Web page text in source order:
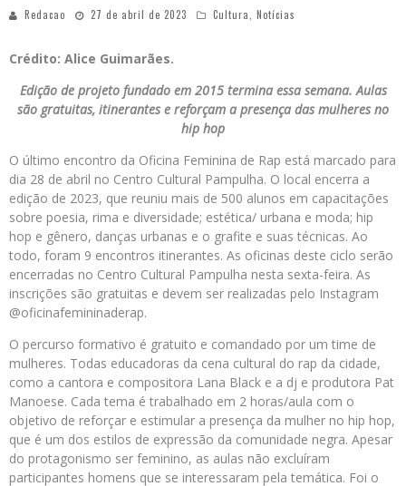
Redacao 27 de abril de 2023 Cultura, Notícias
Crédito: Alice Guimarães.
Edição de projeto fundado em 2015 termina essa semana. Aulas
são gratuitas, itinerantes e reforçam a presença das mulheres no
hip hop
O último encontro da Oficina Feminina de Rap está marcado para
dia 28 de abril no Centro Cultural Pampulha. O local encerra a
edição de 2023, que reuniu mais de 500 alunos em capacitações
sobre poesia, rima e diversidade; estética/ urbana e moda; hip
hop e gênero, danças urbanas e o grafite e suas técnicas. Ao
todo, foram 9 encontros itinerantes. As oficinas deste ciclo serão
encerradas no Centro Cultural Pampulha nesta sexta-feira. As
inscrições são gratuitas e devem ser realizadas pelo Instagram
@oficinafemininaderap.
O percurso formativo é gratuito e comandado por um time de
mulheres. Todas educadoras da cena cultural do rap da cidade,
como a cantora e compositora Lana Black e a dj e produtora Pat
Manoese. Cada tema é trabalhado em 2 horas/aula com o
objetivo de reforçar e estimular a presença da mulher no hip hop,
que é um dos estilos de expressão da comunidade negra. Apesar
do protagonismo ser feminino, as aulas não excluíram
participantes homens que se interessaram pela temática. Foi o